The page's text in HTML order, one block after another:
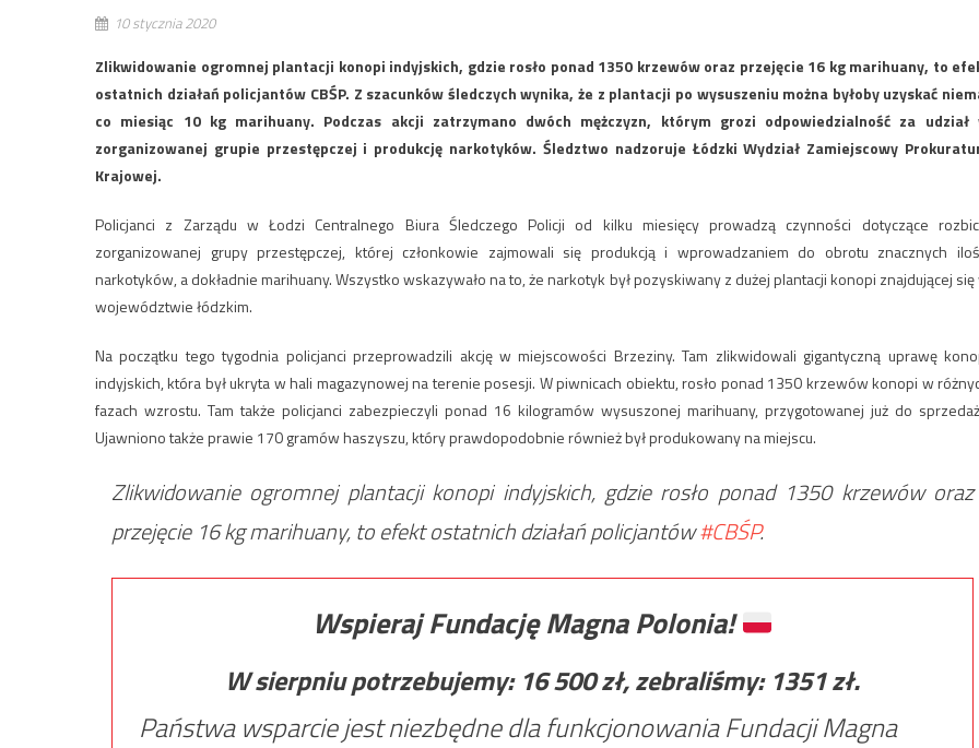
10 stycznia 2020
Zlikwidowanie ogromnej plantacji konopi indyjskich, gdzie rosło ponad 1350 krzewów oraz przejęcie 16 kg marihuany, to
ostatnich działań policjantów CBŚP. Z szacunków śledczych wynika, że z plantacji po wysuszeniu można byłoby uzyskać
co miesiąc 10 kg marihuany. Podczas akcji zatrzymano dwóch mężczyzn, którym grozi odpowiedzialność za udział
zorganizowanej grupie przestępczej i produkcję narkotyków. Śledztwo nadzoruje Łódzki Wydział Zamiejscowy
Krajowej.
Policjanci z Zarządu w Łodzi Centralnego Biura Śledczego Policji od kilku miesięcy prowadzą czynności dotyczące
zorganizowanej grupy przestępczej, której członkowie zajmowali się produkcją i wprowadzaniem do obrotu znacznych
narkotyków, a dokładnie marihuany. Wszystko wskazywało na to, że narkotyk był pozyskiwany z dużej plantacji konopi znajdującej się
województwie łódzkim.
Na początku tego tygodnia policjanci przeprowadzili akcję w miejscowości Brzeziny. Tam zlikwidowali gigantyczną uprawę
indyjskich, która był ukryta w hali magazynowej na terenie posesji. W piwnicach obiektu, rosło ponad 1350 krzewów konopi w
fazach wzrostu. Tam także policjanci zabezpieczyli ponad 16 kilogramów wysuszonej marihuany, przygotowanej już do
Ujawniono także prawie 170 gramów haszyszu, który prawdopodobnie również był produkowany na miejscu.
Zlikwidowanie ogromnej plantacji konopi indyjskich, gdzie rosło ponad 1350 krzewów oraz
przejęcie 16 kg marihuany, to efekt ostatnich działań policjantów#CBŚP.
Wspieraj Fundację Magna Polonia!
W sierpniu potrzebujemy: 16 500zł, zebraliśmy: 1351zł.
Państwa wsparcie jest niezbędne dla funkcjonowania Fundacji Magna